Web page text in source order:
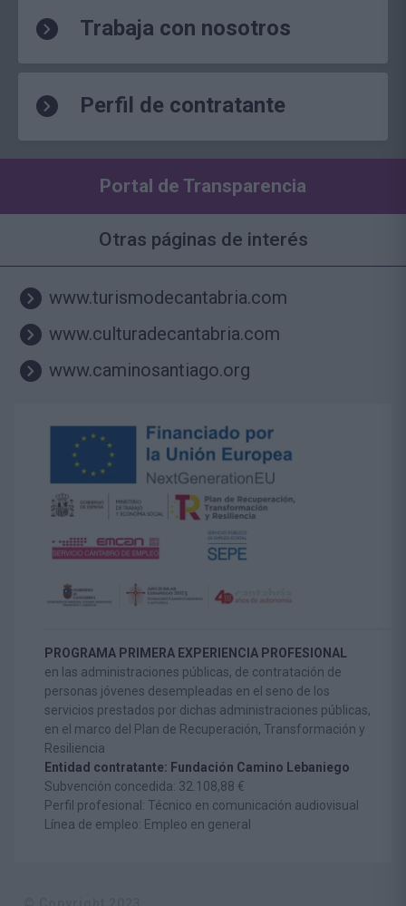
Trabaja con nosotros
Perfil de contratante
Portal de Transparencia
Otras páginas de interés
www.turismodecantabria.com
www.culturadecantabria.com
www.caminosantiago.org
PROGRAMA PRIMERA EXPERIENCIA PROFESIONAL
en las administraciones públicas, de contratación de
personas jóvenes desempleadas en el seno de los
servicios prestados por dichas administraciones públicas,
en el marco del Plan de Recuperación, Transformación y
Resiliencia
Entidad contratante: Fundación Camino Lebaniego
Subvención concedida: 32.108,88 €
Perfil profesional: Técnico en comunicación audiovisual
Línea de empleo: Empleo en general